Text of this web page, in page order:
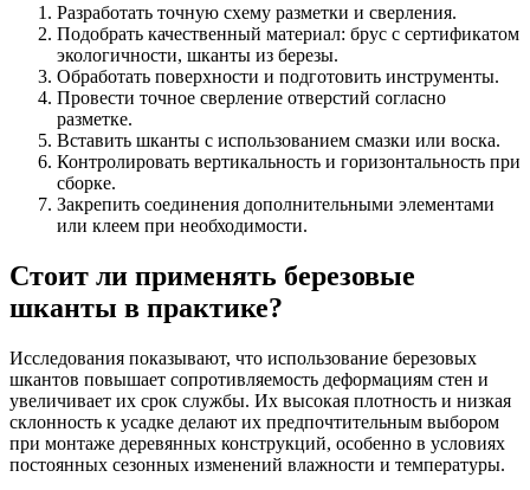
Разработать точную схему разметки и сверления.
Подобрать качественный материал: брус с сертификатом
экологичности, шканты из березы.
Обработать поверхности и подготовить инструменты.
Провести точное сверление отверстий согласно
разметке.
Вставить шканты с использованием смазки или воска.
Контролировать вертикальность и горизонтальность при
сборке.
Закрепить соединения дополнительными элементами
или клеем при необходимости.
Стоит ли применять березовые
шканты в практике?
Исследования показывают, что использование березовых
шкантов повышает сопротивляемость деформациям стен и
увеличивает их срок службы. Их высокая плотность и низкая
склонность к усадке делают их предпочтительным выбором
при монтаже деревянных конструкций, особенно в условиях
постоянных сезонных изменений влажности и температуры.